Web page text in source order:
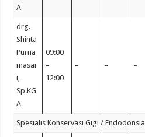
A
drg.
Shinta
Purna
masar
i,
Sp.KG
A
09:00
–
12:00
– – –
Spesialis Konservasi Gigi / Endodonsia